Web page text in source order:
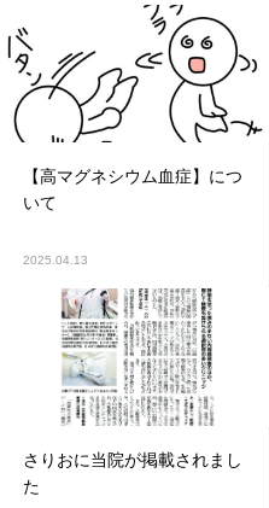
【高マグネシウム血症】につ
いて
2025.04.13
さりおに当院が掲載されまし
た